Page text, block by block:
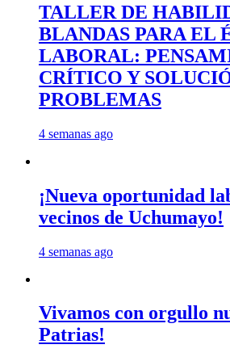
TALLER DE
BLANDAS PARA EL
LABORAL:
CRÍTICO Y
PROBLEMAS
4 semanas ago
¡Nueva oportunidad
vecinos de Uchumayo!
4 semanas ago
Vivamos con orgullo
Patrias!